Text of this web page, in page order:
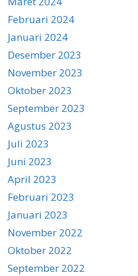
Februari 2024
Januari 2024
Desember 2023
November 2023
Oktober 2023
September 2023
Agustus 2023
Juli 2023
Juni 2023
April 2023
Februari 2023
Januari 2023
November 2022
Oktober 2022
September 2022